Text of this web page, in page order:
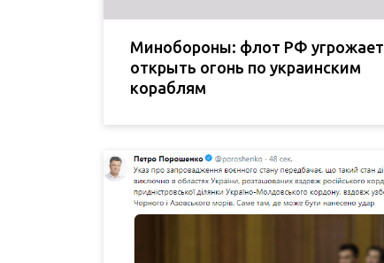
Минобороны: флот РФ угрожает
открыть огонь по украинским
кораблям